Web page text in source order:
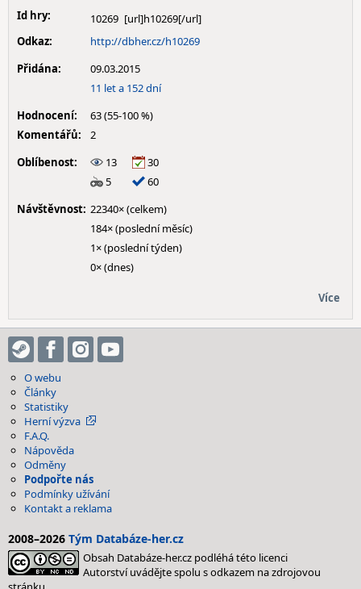
Id hry:
10269
Odkaz:
http://dbher.cz/h10269
Přidána:
09.03.2015
11 let a 152 dní
Hodnocení:
63 (55-100 %)
Komentářů:
2
Oblíbenost:
13
30
5
60
Návštěvnost: 22340× (celkem)
184× (poslední měsíc)
1× (poslední týden)
0× (dnes)
Více
O webu
Články
Statistiky
Herní výzva
F.A.Q.
Nápověda
Odměny
Podpořte nás
Podmínky užívání
Kontakt a reklama
2008–2026 Tým Databáze-her.cz
Obsah Databáze-her.cz podléhá této licenci
Autorství uvádějte spolu s odkazem na zdrojovou